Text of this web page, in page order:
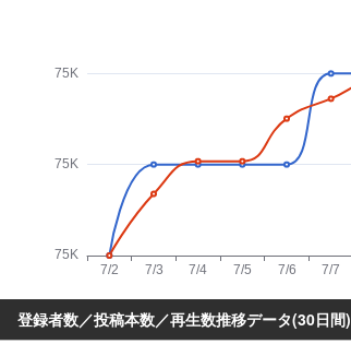
登録者数／投稿本数／再生数推移データ(30日間)